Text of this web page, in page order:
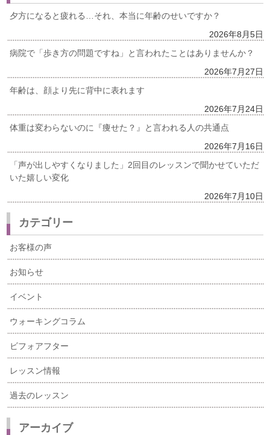
夕方になると疲れる…それ、本当に年齢のせいですか？
2026年8月5日
病院で「歩き方の問題ですね」と言われたことはありませんか？
2026年7月27日
年齢は、顔より先に背中に表れます
2026年7月24日
体重は変わらないのに『痩せた？』と言われる人の共通点
2026年7月16日
「声が出しやすくなりました」2回目のレッスンで聞かせていただ
いた嬉しい変化
2026年7月10日
カテゴリー
お客様の声
お知らせ
イベント
ウォーキングコラム
ビフォアフター
レッスン情報
過去のレッスン
アーカイブ